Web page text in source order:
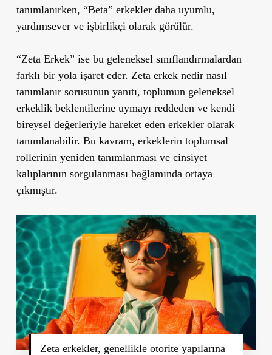
tanımlanırken, “Beta” erkekler daha uyumlu,
yardımsever ve işbirlikçi olarak görülür.
“Zeta Erkek” ise bu geleneksel sınıflandırmalardan
farklı bir yola işaret eder. Zeta erkek nedir nasıl
tanımlanır sorusunun yanıtı, toplumun geleneksel
erkeklik beklentilerine uymayı reddeden ve kendi
bireysel değerleriyle hareket eden erkekler olarak
tanımlanabilir. Bu kavram, erkeklerin toplumsal
rollerinin yeniden tanımlanması ve cinsiyet
kalıplarının sorgulanması bağlamında ortaya
çıkmıştır.
Zeta erkekler, genellikle otorite yapılarına